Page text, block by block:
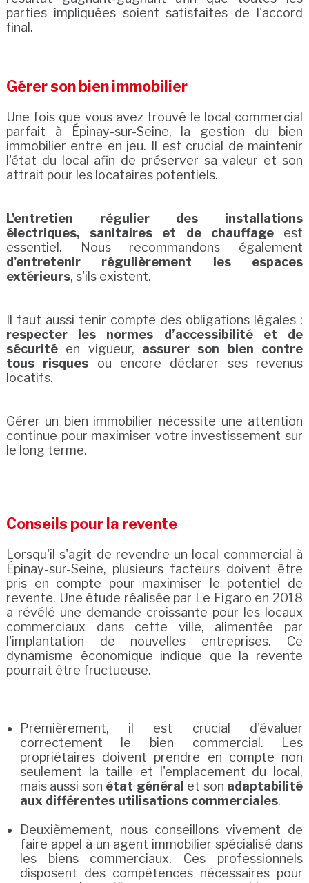
parties impliquées soient satisfaites de l'accord
final.
Gérer son bien immobilier
Une fois que vous avez trouvé le local commercial
parfait à Épinay-sur-Seine, la gestion du bien
immobilier entre en jeu. Il est crucial de maintenir
l'état du local afin de préserver sa valeur et son
attrait pour les locataires potentiels.
L'entretien régulier des installations
électriques, sanitaires et de chauffageest
essentiel. Nous recommandons également
d'entretenir régulièrement les espaces
extérieurs, s'ils existent.
Il faut aussi tenir compte des obligations légales :
respecter les normes d’accessibilité et de
sécuritéen vigueur, assurer son bien contre
tous risques ou encore déclarer ses revenus
locatifs.
Gérer un bien immobilier nécessite une attention
continue pour maximiser votre investissement sur
le long terme.
Conseils pour la revente
Lorsqu'il s'agit de revendre un local commercial à
Épinay-sur-Seine, plusieurs facteurs doivent être
pris en compte pour maximiser le potentiel de
revente. Une étude réalisée par Le Figaro en 2018
a révélé une demande croissante pour les locaux
commerciaux dans cette ville, alimentée par
l'implantation de nouvelles entreprises. Ce
dynamisme économique indique que la revente
pourrait être fructueuse.
Premièrement, il est crucial d'évaluer
correctement le bien commercial. Les
propriétaires doivent prendre en compte non
seulement la taille et l'emplacement du local,
mais aussi son état général et son adaptabilité
aux différentes utilisations commerciales.
Deuxièmement, nous conseillons vivement de
faire appel à un agent immobilier spécialisé dans
les biens commerciaux. Ces professionnels
disposent des compétences nécessaires pour